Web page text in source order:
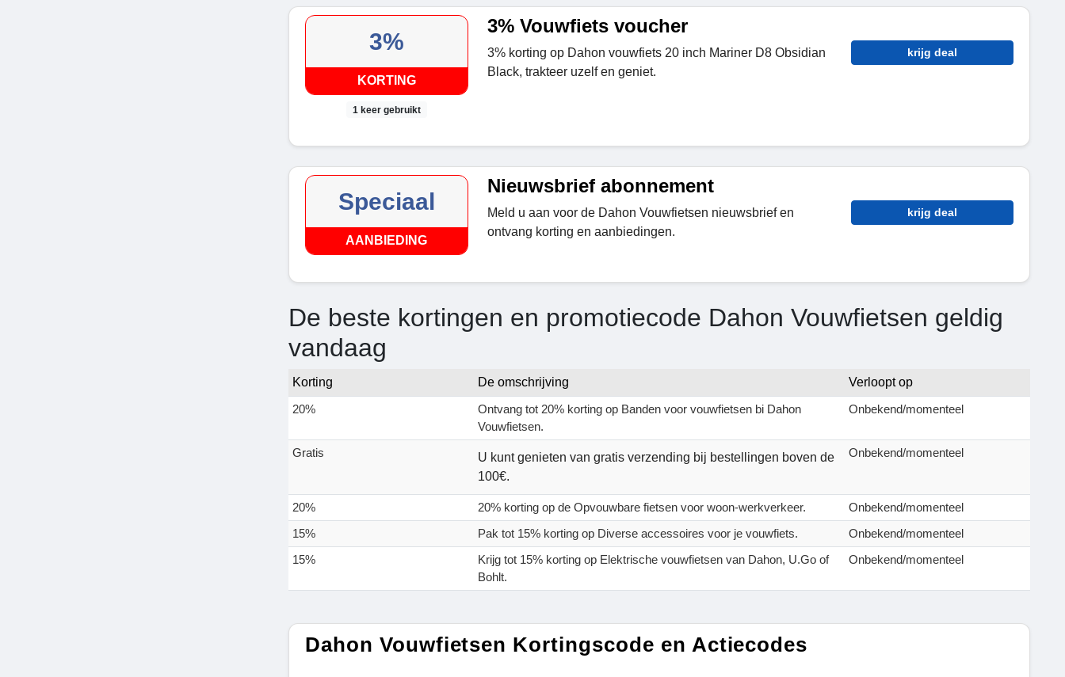
3%
KORTING
1 keer gebruikt
3% Vouwfiets voucher
3% korting op Dahon vouwfiets 20 inch Mariner D8 Obsidian
Black, trakteer uzelf en geniet.
krijg deal
Speciaal
AANBIEDING
Nieuwsbrief abonnement
Meld u aan voor de Dahon Vouwfietsen nieuwsbrief en
ontvang korting en aanbiedingen.
krijg deal
De beste kortingen en promotiecode Dahon Vouwfietsen geldig
vandaag
Korting De omschrijving
Verloopt op
20%
Ontvang tot 20% korting op Banden voor vouwfietsen bi Dahon
Vouwfietsen.
Onbekend/momenteel
Gratis
U kunt genieten van gratis verzending bij bestellingen boven de
100€.
Onbekend/momenteel
20% 20% korting op de Opvouwbare fietsen voor woon-werkverkeer.
Onbekend/momenteel
15%
Pak tot 15% korting op Diverse accessoires voor je vouwfiets.
Onbekend/momenteel
15%
Krijg tot 15% korting op Elektrische vouwfietsen van Dahon, U.Go of
Bohlt.
Onbekend/momenteel
Dahon Vouwfietsen Kortingscode en Actiecodes